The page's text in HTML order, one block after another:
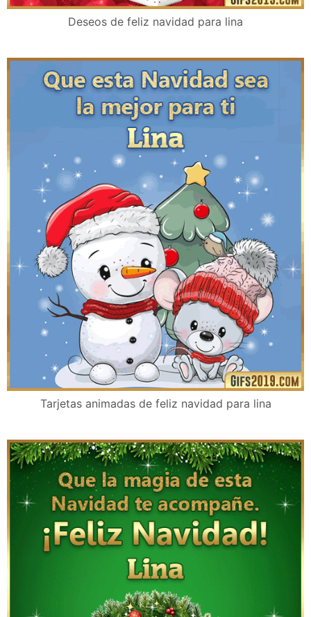
Deseos de feliz navidad para lina
Tarjetas animadas de feliz navidad para lina